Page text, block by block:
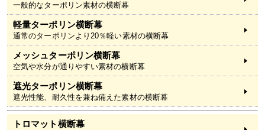
一般的なターポリン素材の横断幕
軽量ターポリン横断幕
通常のターポリンより20％軽い素材の横断幕
メッシュターポリン横断幕
空気や水分が通りやすい素材の横断幕
遮光ターポリン横断幕
遮光性能、耐久性を兼ね備えた素材の横断幕
トロマット横断幕